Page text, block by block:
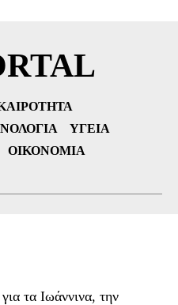
ΥΓΕΊΑ
ΟΙΚΟΝΟΜΊΑ
τα Ιωάννινα, την